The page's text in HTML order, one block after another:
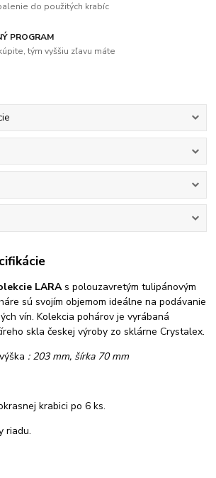
do použitých krabíc
PROGRAM
tým vyššiu zľavu máte
LARAs polouzavretým tulipánovým
sú svojím objemom ideálne na podávanie
vín. Kolekcia pohárov je vyrábaná
skla českej výroby zo sklárne Crystalex.
: 203 mm, šírka 70mm
krabici po 6 ks.
riadu.